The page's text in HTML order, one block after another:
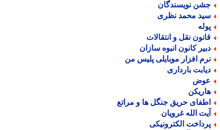
نویسندگان
محمد نظری
نقل و انتقالات
کانون انبوه سازان
افزار موبایلی پلیس من
بارداری
حریق جنگل ها و مراتع
الله غرویان
الکترونیکی